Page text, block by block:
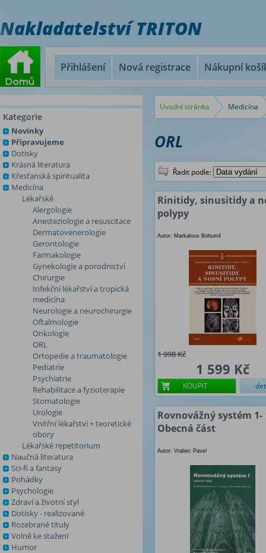
Nakladatelství TRITON
Přihlášení Nová registrace Nákupní
Kategorie
Novinky
Připravujeme
Dotisky
Krásná literatura
Křesťanská spiritualita
Medicína
Lékařské
Alergologie
Anesteziologie a resuscitace
Dermatovenerologie
Gerontologie
Farmakologie
Gynekologie a porodnictví
Chirurgie
Infekční lékařství a tropická
medicína
Neurologie a neurochirurgie
Oftalmologie
Onkologie
ORL
Ortopedie a traumatologie
Pediatrie
Psychiatrie
Rehabilitace a fyzioterapie
Stomatologie
Urologie
Vnitřní lékařství + teoretické
obory
Lékařské repetitorium
Naučná literatura
Sci-fi a fantasy
Pohádky
Psychologie
Zdraví a životní styl
Dotisky - realizované
Rozebrané tituly
Volně ke stažení
Humor
Úvodní stránka Medicína
ORL
Řadit podle:
Rinitidy, sinusitidy a
polypy
Autor: Markalous Bohumil
1 998 Kč
1 599 Kč
KOUPIT
Rovnovážný systém 1-
Obecná část
Autor: Vrabec Pavel